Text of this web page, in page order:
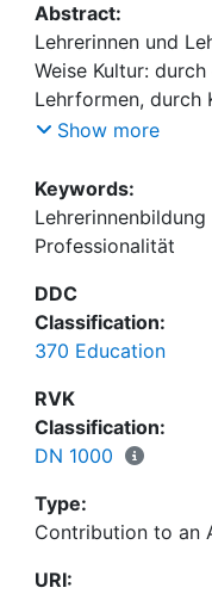
Abstract:
Lehrerinnen und
Weise Kultur:
Lehrformen, durch
Organisation von
bedeutsame
Lehrpersonen, die
Prägung zu
Show more
Keywords:
Lehrerinnenbildung
Professionalität
DDC
Classification:
370 Education
RVK
Classification:
DN 1000
Type:
Contribution to an
URI: